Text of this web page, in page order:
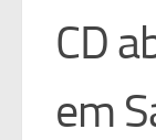
CD
em